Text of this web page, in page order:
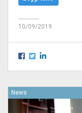
10/09/2019
News